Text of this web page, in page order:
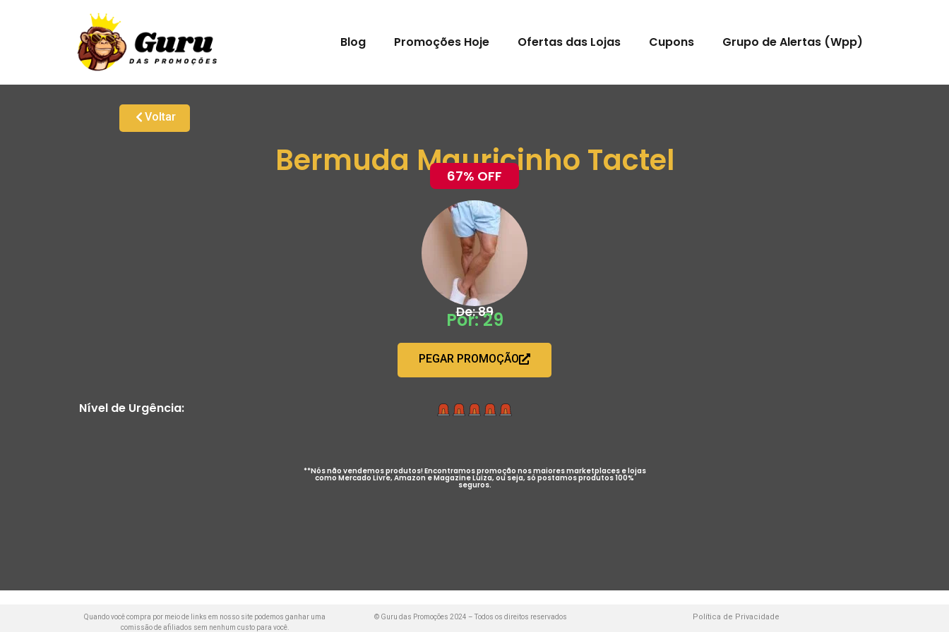
Blog Promoções Hoje Ofertas das Lojas Cupons Grupo de Alertas (Wpp)
Voltar
Bermuda Mauricinho Tactel
67% OFF
De: 89
Por: 29
PEGAR PROMOÇÃO
Nível de Urgência:
**Nós não vendemos produtos! Encontramos promoção nos maiores marketplaces e lojas
como Mercado Livre, Amazon e Magazine Luiza, ou seja, só postamos produtos 100%
seguros.
Quando você compra por meio de links em nosso site podemos ganhar uma
comissão de afiliados sem nenhum custo para você.
© Guru das Promoções 2024 – Todos os direitos reservados Política de Privacidade